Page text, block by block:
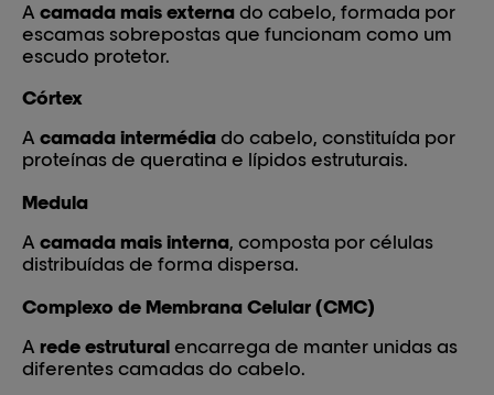
A camada mais externa do cabelo, formada por
escamas sobrepostas que funcionam como um
escudo protetor.
Córtex
A camada intermédia do cabelo, constituída por
proteínas de queratina e lípidos estruturais.
Medula
A camada mais interna, composta por células
distribuídas de forma dispersa.
Complexo de Membrana Celular (CMC)
A rede estrutural encarrega de manter unidas as
diferentes camadas do cabelo.